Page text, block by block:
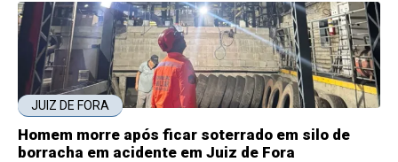
JUIZ DE FORA
Homem morre após ficar soterrado em silo de
borracha em acidente em Juiz de Fora